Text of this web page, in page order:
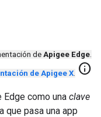
deApigee Edge.
de Apigee X. info
como una clave
que pasa una app